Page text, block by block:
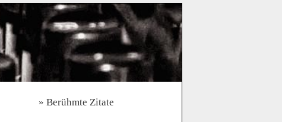
Berühmte Zitate